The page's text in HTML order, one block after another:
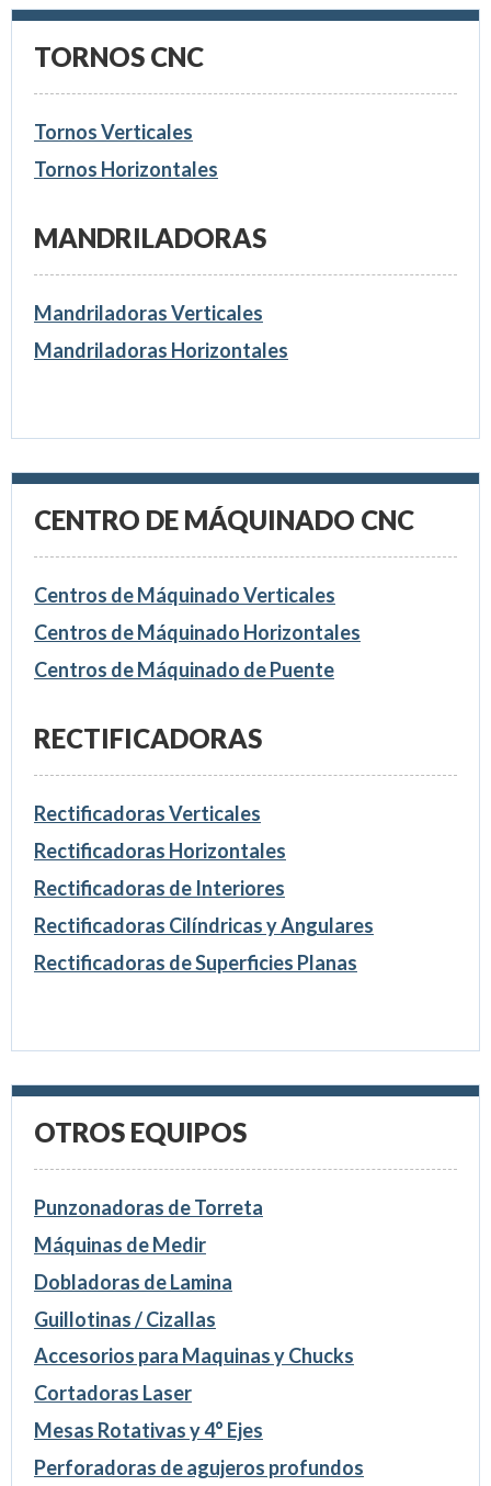
TORNOS CNC
Tornos Verticales
Tornos Horizontales
MANDRILADORAS
Mandriladoras Verticales
Mandriladoras Horizontales
CENTRO DE MÁQUINADO CNC
Centros de Máquinado Verticales
Centros de Máquinado Horizontales
Centros de Máquinado de Puente
RECTIFICADORAS
Rectificadoras Verticales
Rectificadoras Horizontales
Rectificadoras de Interiores
Rectificadoras Cilíndricas y Angulares
Rectificadoras de Superficies Planas
OTROS EQUIPOS
Punzonadoras de Torreta
Máquinas de Medir
Dobladoras de Lamina
Guillotinas / Cizallas
Accesorios para Maquinas y Chucks
Cortadoras Laser
Mesas Rotativas y 4° Ejes
Perforadoras de agujeros profundos